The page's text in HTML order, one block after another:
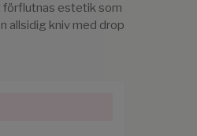
förflutnas estetik som
allsidig kniv med drop